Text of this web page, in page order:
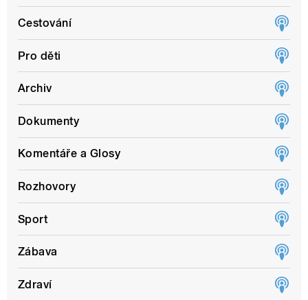
Cestování
Pro děti
Archiv
Dokumenty
Komentáře a Glosy
Rozhovory
Sport
Zábava
Zdraví